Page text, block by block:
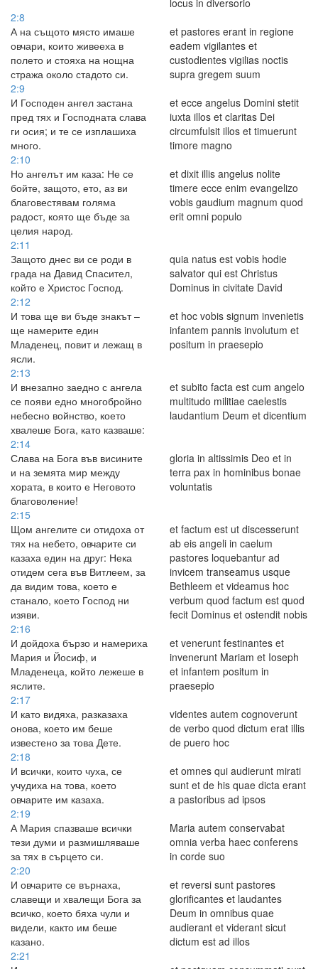
locus in diversorio
2:8
А на същото място имаше
овчари, които живееха в
полето и стояха на нощна
стража около стадото си.
et pastores erant in regione
eadem vigilantes et
custodientes vigilias noctis
supra gregem suum
2:9
И Господен ангел застана
пред тях и Господната слава
ги осия; и те се изплашиха
много.
et ecce angelus Domini stetit
iuxta illos et claritas Dei
circumfulsit illos et timuerunt
timore magno
2:10
Но ангелът им каза: Не се
бойте, защото, ето, аз ви
благовестявам голяма
радост, която ще бъде за
целия народ.
et dixit illis angelus nolite
timere ecce enim evangelizo
vobis gaudium magnum quod
erit omni populo
2:11
Защото днес ви се роди в
града на Давид Спасител,
който е Христос Господ.
quia natus est vobis hodie
salvator qui est Christus
Dominus in civitate David
2:12
И това ще ви бъде знакът –
ще намерите един
Младенец, повит и лежащ в
ясли.
et hoc vobis signum invenietis
infantem pannis involutum et
positum in praesepio
2:13
И внезапно заедно с ангела
се появи едно многобройно
небесно войнство, което
хвалеше Бога, като казваше:
et subito facta est cum angelo
multitudo militiae caelestis
laudantium Deum et dicentium
2:14
Слава на Бога във висините
и на земята мир между
хората, в които е Неговото
благоволение!
gloria in altissimis Deo et in
terra pax in hominibus bonae
voluntatis
2:15
Щом ангелите си отидоха от
тях на небето, овчарите си
казаха един на друг: Нека
отидем сега във Витлеем, за
да видим това, което е
станало, което Господ ни
изяви.
et factum est ut discesserunt
ab eis angeli in caelum
pastores loquebantur ad
invicem transeamus usque
Bethleem et videamus hoc
verbum quod factum est quod
fecit Dominus et ostendit nobis
2:16
И дойдоха бързо и намериха
Мария и Йосиф, и
Младенеца, който лежеше в
яслите.
et venerunt festinantes et
invenerunt Mariam et Ioseph
et infantem positum in
praesepio
2:17
И като видяха, разказаха
онова, което им беше
известено за това Дете.
videntes autem cognoverunt
de verbo quod dictum erat illis
de puero hoc
2:18
И всички, които чуха, се
учудиха на това, което
овчарите им казаха.
et omnes qui audierunt mirati
sunt et de his quae dicta erant
a pastoribus ad ipsos
2:19
А Мария спазваше всички
тези думи и размишляваше
за тях в сърцето си.
Maria autem conservabat
omnia verba haec conferens
in corde suo
2:20
И овчарите се върнаха,
славещи и хвалещи Бога за
всичко, което бяха чули и
видели, както им беше
казано.
et reversi sunt pastores
glorificantes et laudantes
Deum in omnibus quae
audierant et viderant sicut
dictum est ad illos
2:21